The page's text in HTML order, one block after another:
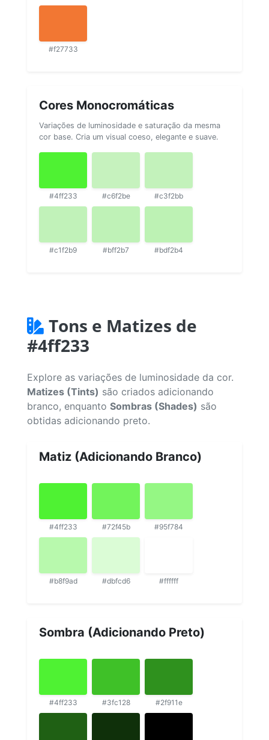
#f27733
Cores Monocromáticas
Variações de luminosidade e saturação da mesma
cor base. Cria um visual coeso, elegante e suave.
#4ff233 #c6f2be #c3f2bb
#c1f2b9 #bff2b7 #bdf2b4
Tons e Matizes de
#4ff233
Explore as variações de luminosidade da cor.
Matizes (Tints) são criados adicionando
branco, enquanto Sombras (Shades) são
obtidas adicionando preto.
Matiz (Adicionando Branco)
#4ff233 #72f45b #95f784
#b8f9ad #dbfcd6 #ffffff
Sombra (Adicionando Preto)
#4ff233 #3fc128 #2f911e